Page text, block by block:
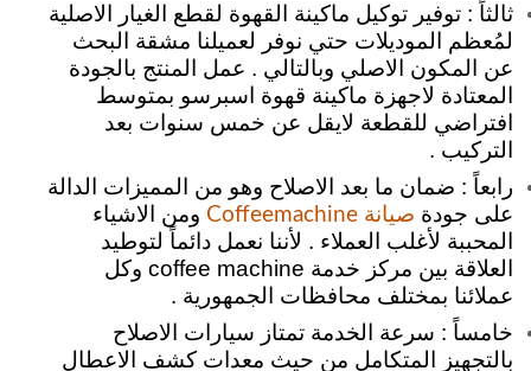
ثالثاً : توفير توكيل ماكينة القهوة لقطع الغيار الاصلية
لمُعظم الموديلات حتي نوفر لعميلنا مشقة البحث
عن المكون الاصلي وبالتالي . عمل المنتج بالجودة
المعتادة لاجهزة ماكينة قهوة اسبرسو بمتوسط
افتراضي للقطعة لايقل عن خمس سنوات بعد
التركيب .
رابعاً : ضمان ما بعد الاصلاح وهو من المميزات الدالة
على جودة صيانة Coffeemachine
ومن الاشياء
المحببة لأغلب العملاء . لأننا نعمل دائماً لتوطيد
العلاقة بين مركز خدمة coffee machine وكل
عملائنا بمختلف محافظات الجمهورية .
خامساً : سرعة الخدمة تمتاز سيارات الاصلاح
بالتجهيز المتكامل من حيث معدات كشف الاعطال